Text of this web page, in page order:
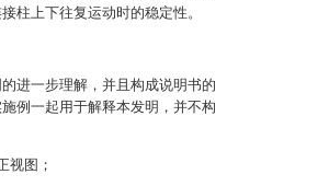
柱上下往复运动时的稳定性。
进一步理解，并且构成说明书的
例一起用于解释本发明，并不构
视图；